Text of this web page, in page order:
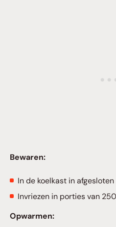
Bewaren:
In de koelkast in
Invriezen in porties van
Opwarmen: